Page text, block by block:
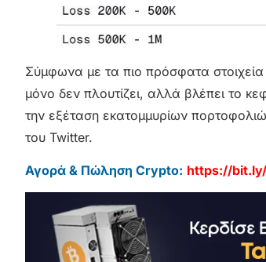
Σύμφωνα με τα πιο πρόσφατα
μόνο δεν πλουτίζει, αλλά βλέπει το
την εξέταση εκατομμυρίων
του Twitter.
Αγορά & Πώληση Crypto: https://